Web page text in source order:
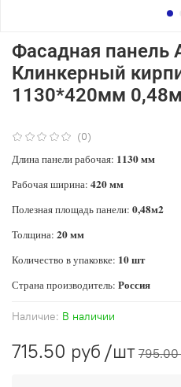
(0)
Наличие: В наличии
Фасадная панель
Клинкерный
1130*420мм
715.50 руб /шт 795.00
Длина панели рабочая: 1130 мм
Рабочая ширина: 420 мм
Полезная площадь панели: 0,48м2
Толщина: 20 мм
Количество в упаковке: 10 шт
Страна производитель: Россия